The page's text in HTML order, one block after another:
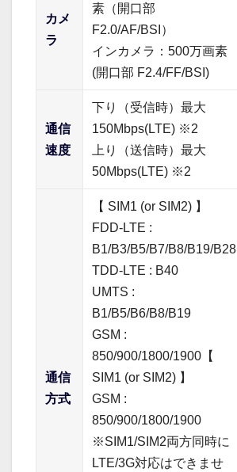
カメ
ラ
素（開口部
F2.0/AF/BSI）
インカメラ：500万画素
(開口部 F2.4/FF/BSI)
通信
速度
下り（受信時）最大
150Mbps(LTE) ※2
上り（送信時）最大
50Mbps(LTE) ※2
通信
方式
【 SIM1 (or SIM2) 】
FDD-LTE :
B1/B3/B5/B7/B8/B19/B28
TDD-LTE : B40
UMTS :
B1/B5/B6/B8/B19
GSM :
850/900/1800/1900【
SIM1 (or SIM2) 】
GSM :
850/900/1800/1900
※SIM1/SIM2両方同時に
LTE/3G対応はできませ